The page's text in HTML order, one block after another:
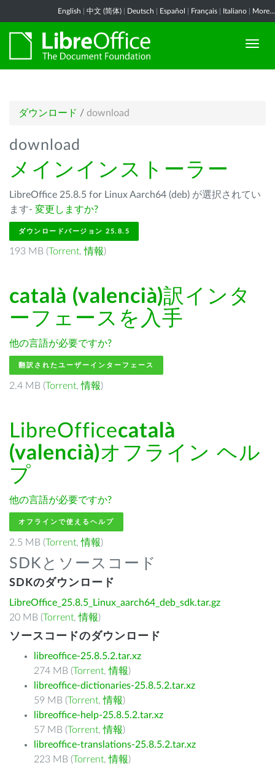
English 中文 (简体) Deutsch Español Français Italiano More...
ダウンロード / download
download
メインインストーラー
LibreOffice 25.8.5 for Linux Aarch64 (deb) が選択されてい
ます- 変更しますか?
ダウンロードバージョン 25.8.5
193 MB (Torrent,情報)
català (valencià)訳インタ
ーフェースを入手
他の言語が必要ですか?
翻訳されたユーザーインターフェース
2.4 MB (Torrent,情報)
LibreOfficecatalà
(valencià)オフライン ヘル
プ
他の言語が必要ですか?
オフラインで使えるヘルプ
2.5 MB (Torrent,情報)
SDKとソースコード
SDKのダウンロード
LibreOffice_25.8.5_Linux_aarch64_deb_sdk.tar.gz
20 MB (Torrent,情報)
ソースコードのダウンロード
libreoffice-25.8.5.2.tar.xz
274 MB (Torrent,情報)
libreoffice-dictionaries-25.8.5.2.tar.xz
59 MB (Torrent,情報)
libreoffice-help-25.8.5.2.tar.xz
57 MB (Torrent,情報)
libreoffice-translations-25.8.5.2.tar.xz
223 MB (Torrent,情報)